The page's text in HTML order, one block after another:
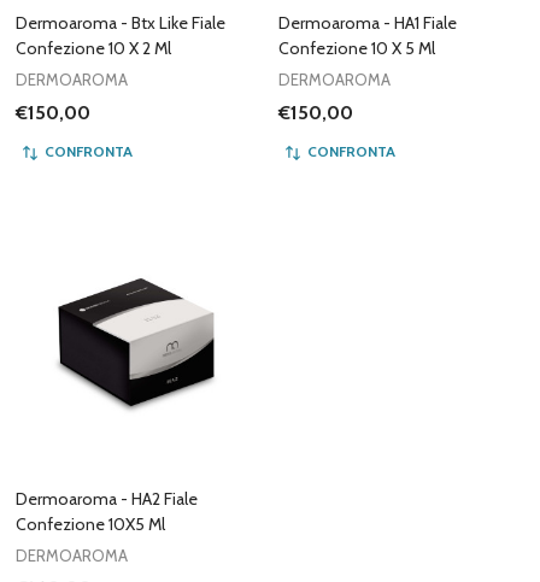
Dermoaroma - Btx Like Fiale
Confezione 10 X 2 Ml
DERMOAROMA
€150,00
CONFRONTA
Dermoaroma - HA1 Fiale
Confezione 10 X 5 Ml
DERMOAROMA
€150,00
CONFRONTA
Dermoaroma - HA2 Fiale
Confezione 10X5 Ml
DERMOAROMA